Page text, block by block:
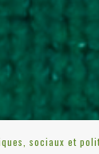
sociaux et